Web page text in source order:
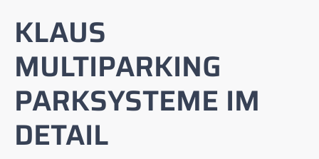
KLAUS
MULTIPARKING
PARKSYSTEME IM
DETAIL